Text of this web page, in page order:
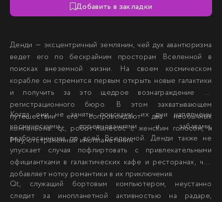
Добавить в закладки
Денди — эксцентричный землянин, чей дух авантюризма
ведет его по бескрайним просторам Вселенной в
поисках внеземной жизни. На своем космическом
корабле он стремится первым открыть новые галактики
и получить за это щедрое вознаграждение от
регистрационного бюро. В этом захватывающем
путешествии его сопровождают два необычных
компаньона: qt, робот-пылесос с женским голосом, и
Мяу, отстраненный инопланетянин.
Когда они не заняты поисками, их дни наполнены
космическими соревнованиями и забавами,
разбросанными по всей Вселенной. Денди также не
упускает случая пофлиртовать с привлекательными
официантками в галактических кафе и ресторанах, что
добавляет нотку романтики в их приключения.
Qt, служащий бортовым компьютером, неустанно
следит за инопланетной активностью на радаре,